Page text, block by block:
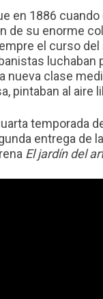
en 1886
de su enorme
el curso
nueva clase
pintaban al aire
temporada
entrega de
El jardín del